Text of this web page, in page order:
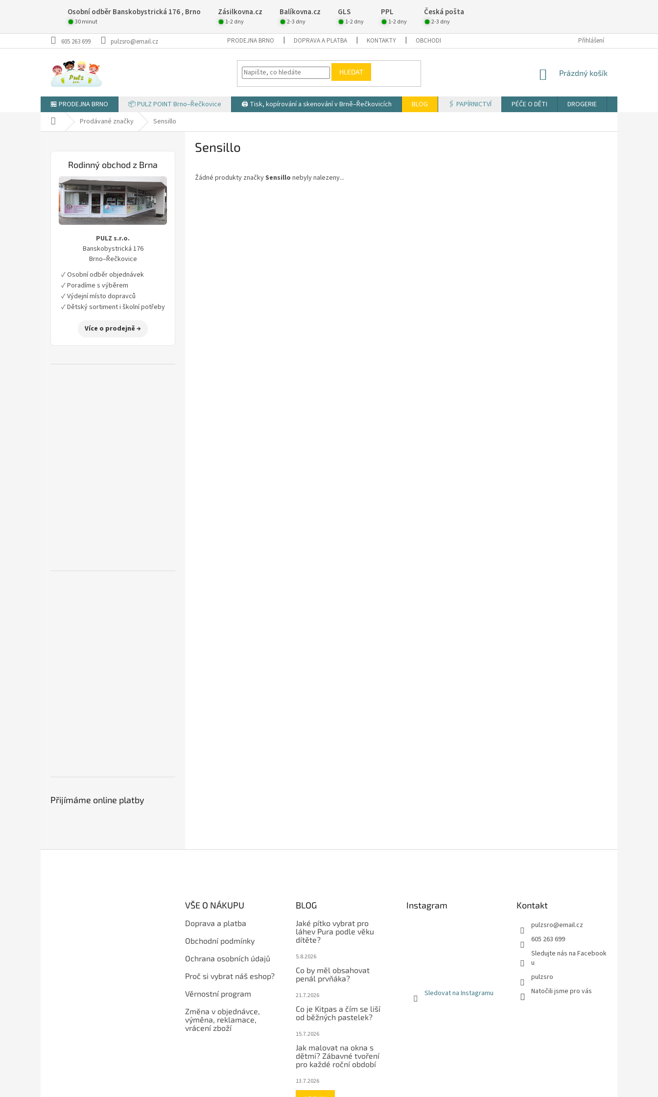
Osobní odběr Banskobystrická 176 , Brno Zásilkovna.cz Balíkovna.cz GLS PPL Česká pošta
30 minut 1-2 dny 2-3 dny 1-2 dny 1-2 dny 2-3 dny
605 263 699 pulzsro@email.cz PRODEJNA BRNO DOPRAVA A PLATBA KONTAKTY OBCHODNÍ PODMÍNKY Přihlášení
HLEDAT
NÁKUPNÍ
Prázdný košík
🏪 PRODEJNA BRNO 📦 PULZ POINT Brno–Řečkovice 🖨️ Tisk, kopírování a skenování v Brně–Řečkovicích BLOG 🖇️ PAPÍRNICTVÍ PÉČE O DĚTI DROGERIE
Domů Prodávané značky Sensillo
Rodinný obchod z Brna
PULZ s.r.o.
Banskobystrická 176
Brno–Řečkovice
✓ Osobní odběr objednávek
✓ Poradíme s výběrem
✓ Výdejní místo dopravců
✓ Dětský sortiment i školní potřeby
Více o prodejně →
Přijímáme online platby
Sensillo
Žádné produkty značkySensillo nebyly nalezeny...
VŠE O NÁKUPU
Doprava a platba
Obchodní podmínky
Ochrana osobních údajů
Proč si vybrat náš eshop?
Věrnostní program
Změna v objednávce,
výměna, reklamace,
vrácení zboží
BLOG
Jaké pítko vybrat pro
láhev Pura podle věku
dítěte?
5.8.2026
Co by měl obsahovat
penál prvňáka?
21.7.2026
Co je Kitpas a čím se liší
od běžných pastelek?
15.7.2026
Jak malovat na okna s
dětmi? Zábavné tvoření
pro každé roční období
13.7.2026
Instagram
Sledovat na Instagramu
Kontakt
pulzsro@email.cz
605 263 699
Sledujte nás na Facebook
u
pulzsro
Natočili jsme pro vás